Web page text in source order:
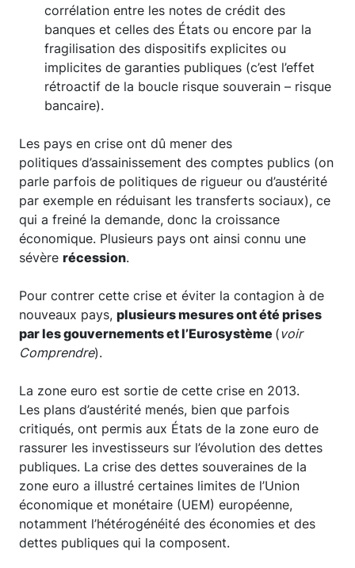
corrélation entre les notes de crédit des
banques et celles des États ou encore par la
fragilisation des dispositifs explicites ou
implicites de garanties publiques (c’est l’effet
rétroactif de la boucle risque souverain – risque
bancaire).
Les pays en crise ont dû mener des
politiques d’assainissement des comptes publics (on
parle parfois de politiques de rigueur ou d’austérité
par exemple en réduisant les transferts sociaux), ce
qui a freiné la demande, donc la croissance
économique. Plusieurs pays ont ainsi connu une
sévère récession.
Pour contrer cette crise et éviter la contagion à de
nouveaux pays, plusieurs mesures ont été prises
par les gouvernements et l’Eurosystème (voir
Comprendre).
La zone euro est sortie de cette crise en 2013.
Les plans d’austérité menés, bien que parfois
critiqués, ont permis aux États de la zone euro de
rassurer les investisseurs sur l’évolution des dettes
publiques. La crise des dettes souveraines de la
zone euro a illustré certaines limites de l’Union
économique et monétaire (UEM) européenne,
notamment l’hétérogénéité des économies et des
dettes publiques qui la composent.